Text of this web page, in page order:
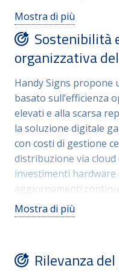
i requisiti del Cyber
che l’accessibilità non
dati sensibili.
l’algoritmo non su dati
dei contenuti
automatici. L’utilizzo
output immediati
accessibilità attuali,
normativo in
tecnologicamente
Mostra di più
Sostenibilità
organizzativa
Handy Signs propone
basato sull’efficienza
elevati e alla scarsa
la soluzione digitale
con costi di gestione
distribuzione via cloud
investimenti
aggiornamenti
automatica. Dal punto
l’impatto sul personale
tempi medi di
comprensione. La
Mostra di più
Rilevanza